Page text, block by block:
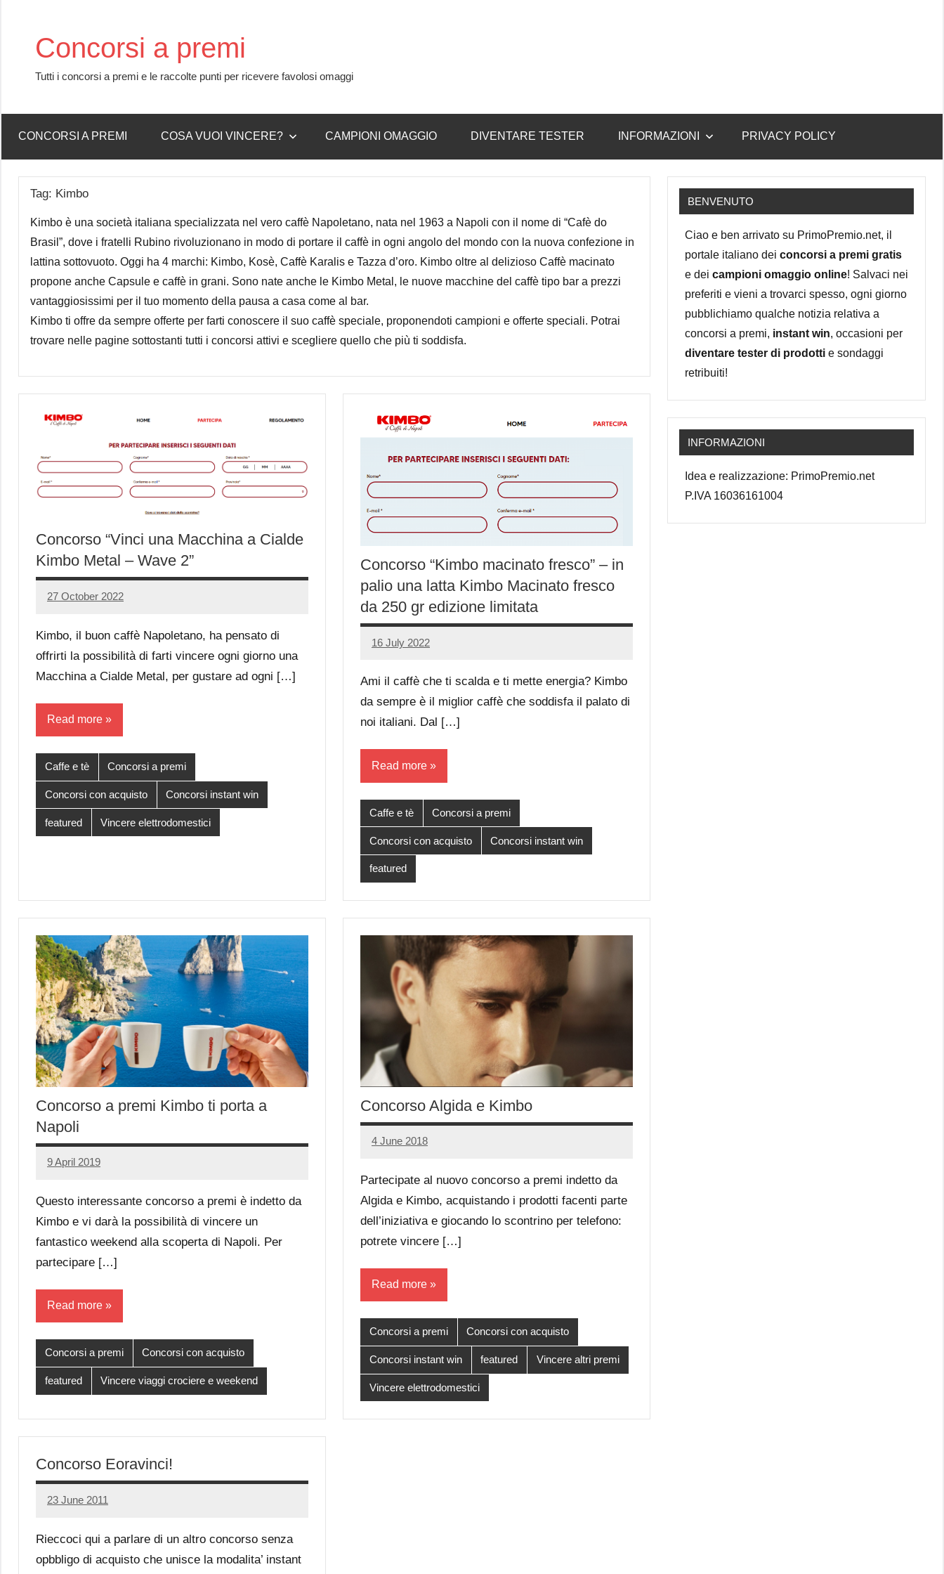
contentConcorsi a premi
Tutti i concorsi a premi e le raccolte punti per ricevere favolosi omaggi
CONCORSI A PREMI COSA VUOI VINCERE? CAMPIONI OMAGGIO DIVENTARE TESTER INFORMAZIONI PRIVACY POLICY
Tag: Kimbo
Kimbo è una società italiana specializzata nel vero caffè Napoletano, nata nel 1963 a Napoli con il nome di “Cafè do
Brasil”, dove i fratelli Rubino rivoluzionano in modo di portare il caffè in ogni angolo del mondo con la nuova confezione in
lattina sottovuoto. Oggi ha 4 marchi: Kimbo, Kosè, Caffè Karalis e Tazza d’oro. Kimbo oltre al delizioso Caffè macinato
propone anche Capsule e caffè in grani. Sono nate anche le Kimbo Metal, le nuove macchine del caffè tipo bar a prezzi
vantaggiosissimi per il tuo momento della pausa a casa come al bar.
Kimbo ti offre da sempre offerte per farti conoscere il suo caffè speciale, proponendoti campioni e offerte speciali. Potrai
trovare nelle pagine sottostanti tutti i concorsi attivi e scegliere quello che più ti soddisfa.
Concorso “Vinci una Macchina a Cialde
Kimbo Metal – Wave 2”
27 October 2022
Luca
No
Kimbo, il buon caffè Napoletano, ha pensato di
offrirti la possibilità di farti vincere ogni giorno una
Macchina a Cialde Metal, per gustare ad ogni […]
Read more
Caffe e tè Concorsi a premi
Concorsi con acquisto Concorsi instant win
featured Vincere elettrodomestici
Concorso “Kimbo macinato fresco” – in
palio una latta Kimbo Macinato fresco
da 250 gr edizione limitata
16 July 2022
Luca
No
Ami il caffè che ti scalda e ti mette energia? Kimbo
da sempre è il miglior caffè che soddisfa il palato di
noi italiani. Dal […]
Read more
Caffe e tè Concorsi a premi
Concorsi con acquisto Concorsi instant win
featured
Concorso a premi Kimbo ti porta a
Napoli
9 April 2019
Luca
No
Questo interessante concorso a premi è indetto da
Kimbo e vi darà la possibilità di vincere un
fantastico weekend alla scoperta di Napoli. Per
partecipare […]
Read more
Concorsi a premi Concorsi con acquisto
featured Vincere viaggi crociere e weekend
Concorso Algida e Kimbo
4 June 2018
Luca
No
Partecipate al nuovo concorso a premi indetto da
Algida e Kimbo, acquistando i prodotti facenti parte
dell’iniziativa e giocando lo scontrino per telefono:
potrete vincere […]
Read more
Concorsi a premi Concorsi con acquisto
Concorsi instant win featured Vincere altri premi
Vincere elettrodomestici
Concorso Eoravinci!
23 June 2011
Luca
No
Rieccoci qui a parlare di un altro concorso senza
opbbligo di acquisto che unisce la modalita’ instant
BENVENUTO
Ciao e ben arrivato su PrimoPremio.net, il
portale italiano dei concorsi a premi gratis
e dei campioni omaggio online! Salvaci nei
preferiti e vieni a trovarci spesso, ogni giorno
pubblichiamo qualche notizia relativa a
concorsi a premi, instant win, occasioni per
diventare tester di prodotti e sondaggi
retribuiti!
INFORMAZIONI
Idea e realizzazione: PrimoPremio.net
P.IVA 16036161004